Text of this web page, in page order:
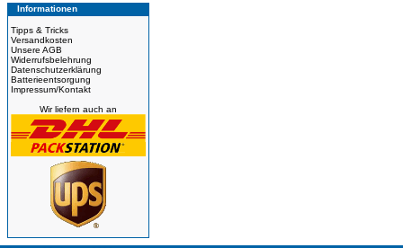
Informationen
Tipps & Tricks
Versandkosten
Unsere AGB
Widerrufsbelehrung
Datenschutzerklärung
Batterieentsorgung
Impressum/Kontakt
Wir liefern auch an